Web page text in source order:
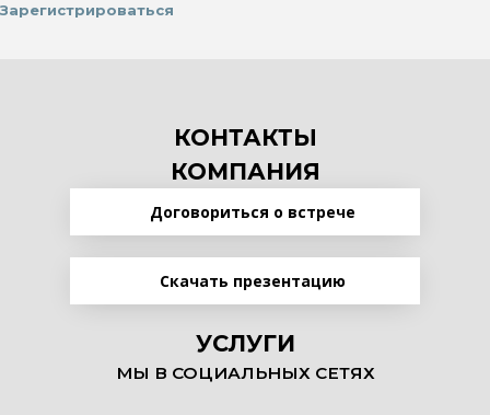
Зарегистрироваться
КОНТАКТЫ
КОМПАНИЯ
Договориться о встрече
Скачать презентацию
УСЛУГИ
МЫ В СОЦИАЛЬНЫХ СЕТЯХ